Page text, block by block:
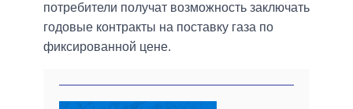
потребители получат возможность заключать
годовые контракты на поставку газа по
фиксированной цене.